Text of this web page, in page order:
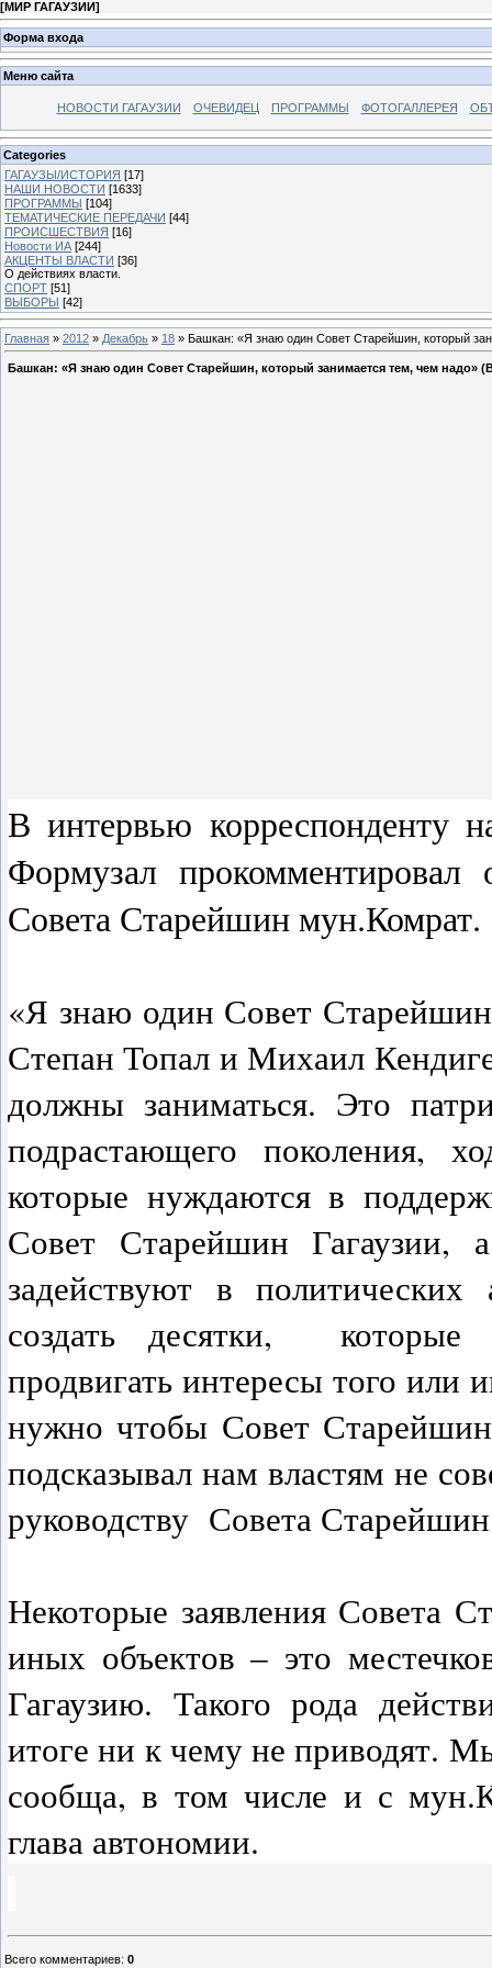
[МИР ГАГАУЗИИ]
Форма входа
Меню сайта
НОВОСТИ ГАГАУЗИИ ОЧЕВИДЕЦ ПРОГРАММЫ ФОТОГАЛЛЕРЕЯ
Categories
ГАГАУЗЫ/ИСТОРИЯ [17]
НАШИ НОВОСТИ [1633]
ПРОГРАММЫ [104]
ТЕМАТИЧЕСКИЕ ПЕРЕДАЧИ [44]
ПРОИСШЕСТВИЯ [16]
Новости ИА [244]
АКЦЕНТЫ ВЛАСТИ [36]
О действиях власти.
СПОРТ [51]
ВЫБОРЫ [42]
Главная » 2012 » Декабрь » 18 » Башкан: «Я знаю один Совет Старейшин, который
Башкан: «Я знаю один Совет Старейшин, который занимается тем, чем надо»
В интервью корреспонденту
Формузал
Совета Старейшин мун.Комрат.
«Я знаю один Совет
Степан Топал и Михаил
должны заниматься. Это
подрастающего поколения,
которые нуждаются в
Совет Старейшин Гагаузии,
задействуют в
создать десятки, которые
продвигать интересы того
нужно чтобы Совет
подсказывал нам властям не
руководству Совета Старейшин
Некоторые заявления Совета
иных объектов – это
Гагаузию. Такого рода
итоге ни к чему не приводят.
сообща, в том числе и с
глава автономии.
Всего комментариев: 0